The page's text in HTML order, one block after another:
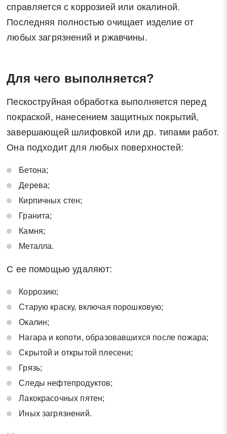
справляется с коррозией или окалиной.
Последняя полностью очищает изделие от
любых загрязнений и ржавчины.
Для чего выполняется?
Пескоструйная обработка выполняется перед
покраской, нанесением защитных покрытий,
завершающей шлифовкой или др. типами работ.
Она подходит для любых поверхностей:
Бетона;
Дерева;
Кирпичных стен;
Гранита;
Камня;
Металла.
С ее помощью удаляют:
Коррозию;
Старую краску, включая порошковую;
Окалин;
Нагара и копоти, образовавшихся после пожара;
Скрытой и открытой плесени;
Грязь;
Следы нефтепродуктов;
Лакокрасочных пятен;
Иных загрязнений.
Заявка на обратный звонок